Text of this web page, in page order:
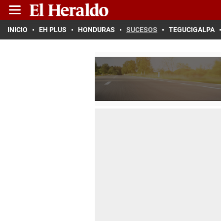
INICIO EH PLUS HONDURAS SUCESOS TEGUCIGALPA